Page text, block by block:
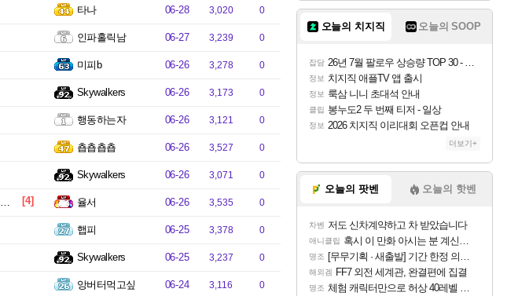
타나 06-28 3,020 0
인파홀릭남 06-27 3,239 0
미피b 06-26 3,278 0
Skywalkers 06-26 3,173 0
행동하는자 06-26 3,121 0
춉춉춉춉 06-26 3,527 0
Skywalkers 06-26 3,071 0
[4] 율서 06-26 3,535 0
햅피 06-25 3,378 0
Skywalkers 06-25 3,237 0
앙버터먹고싶 06-24 3,116 0
오늘의 치지직 오늘의 SOOP
잡담 26년 7월 팔로우 상승량 TOP 30 - 월간 치지직
정보 치지직 애플TV 앱 출시
정보 룩삼 니니 초대석 안내
클립 봉누도2 두 번째 티저 - 일상
정보 2026 치지직 이리대회 오픈컵 안내
더보기+
오늘의 팟벤 오늘의 핫벤
차벤 저도 신차계약하고 차 받았습니다
애니클립 혹시 이 만화 아시는 분 계신가요
명조 [무무기획 · 새출발] 기간 한정 의뢰 이벤트
해외겜 FF7 외전 세계관, 완결편에 집결
명조 체험 캐릭터만으로 허상 40레벨 하이와티아 5분 컷!｜에이메스·린네·모니에 명함